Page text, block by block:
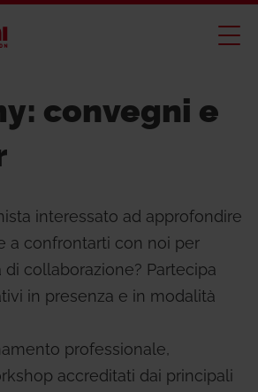
convegni e
interessato ad approfondire
a confrontarti con noi per
collaborazione? Partecipa
in presenza e in modalità
professionale,
accreditati dai principali